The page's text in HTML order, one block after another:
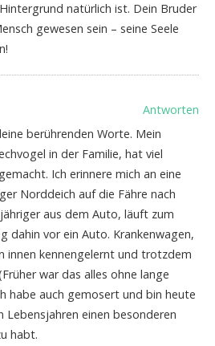
natürlich ist. Dein Bruder
gewesen sein – seine Seele
Antworten
berührenden Worte. Mein
in der Familie, hat viel
Ich erinnere mich an eine
Norddeich auf die Fähre nach
aus dem Auto, läuft zum
dahin vor ein Auto. Krankenwagen,
innen kennengelernt und trotzdem
war das alles ohne lange
habe auch gemosert und bin heute
Lebensjahren einen besonderen
habt.